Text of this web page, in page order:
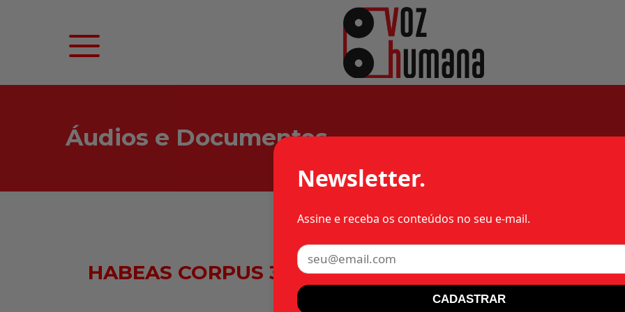
Áudios e Documentos
HABEAS CORPUS 31.602 – 1977 – SP – MILITAR
Newsletter.
Assine e receba os conteúdos no seu e-mail.
CADASTRAR